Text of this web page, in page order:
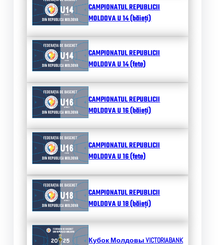
CAMPIONATUL REPUBLICII
MOLDOVA U 14 (băieți)
CAMPIONATUL REPUBLICII
MOLDOVA U 14 (fete)
CAMPIONATUL REPUBLICII
MOLDOVA U 16 (băieți)
CAMPIONATUL REPUBLICII
MOLDOVA U 16 (fete)
CAMPIONATUL REPUBLICII
MOLDOVA U 18 (băieți)
Кубок МолдовыVICTORIABANK